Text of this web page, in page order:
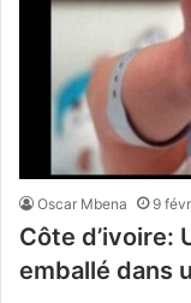
Oscar Mbena 9
Côte d’ivoire:
emballé dans